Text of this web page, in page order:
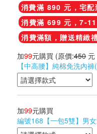
消費滿 890 元，宅配
消費滿 699 元，7-
消費滿額，贈送精緻
加99元購買 (原價:450 元
【中高腰】純棉免洗內
加99元購買
編號168【一包5雙】男